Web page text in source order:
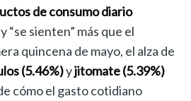
de consumo diario
“se sienten” más que el
quincena de mayo, el alza de
(5.46%)yjitomate (5.39%)
cómo el gasto cotidiano